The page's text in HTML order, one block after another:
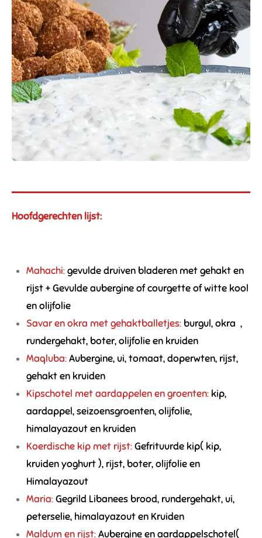
Hoofdgerechten lijst:
Mahachi:gevulde druiven bladeren met gehakt en
rijst + Gevulde aubergine of courgette of witte kool
en olijfolie
Savar en okra met gehaktballetjes: burgul, okra ,
rundergehakt, boter, olijfolie en kruiden
Maqluba:Aubergine, ui, tomaat, doperwten, rijst,
gehakt en kruiden
Kipschotel met aardappelen en groenten: kip,
aardappel, seizoensgroenten, olijfolie,
himalayazout en kruiden
Koerdische kip met rijst:Gefrituurde kip( kip,
kruiden yoghurt ), rijst, boter, olijfolie en
Himalayazout
Maria:Gegrild Libanees brood, rundergehakt, ui,
peterselie, himalayazout en Kruiden
Maldum en rijst:Aubergine en aardappelschotel(